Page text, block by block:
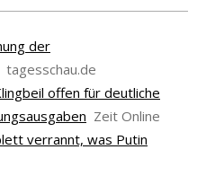
der
tagesschau.de
offen für deutliche
Zeit Online
verrannt, was Putin